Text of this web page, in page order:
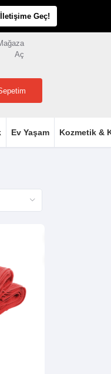
İletişime Geç!
Aç
Ev Yaşam Kozmetik &